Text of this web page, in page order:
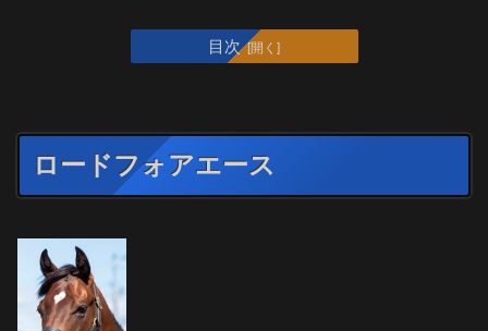
目次
ロードフォアエース